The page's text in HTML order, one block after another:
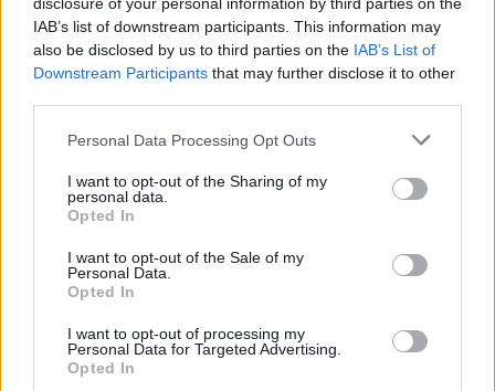
IAB’s list of downstream participants. This information may
also be disclosed by us to third parties on the IAB’s List of
Downstream Participants that may further disclose it to other
Personal Data Processing Opt Outs
I want to opt-out of the Sharing of my
personal data.
Opted In
I want to opt-out of the Sale of my
Personal Data.
Opted In
I want to opt-out of processing my
Personal Data for Targeted Advertising.
Opted In
CHAMPIONS CUP
Coppe: 7 squadre francesi eliminate,
vale di più il Top14
Redazione / 22.01.2026 08:27
Dieci italiani all'estero in coppa:
Todaro tripletta, Ducros in meta